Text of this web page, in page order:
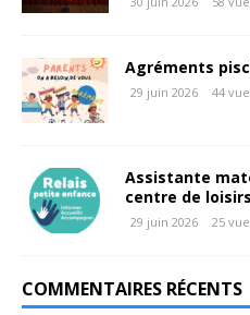
Agréments
29 juin 2026 44
Assistante
centre de loisirs
29 juin 2026 25
COMMENTAIRES RÉCENTS